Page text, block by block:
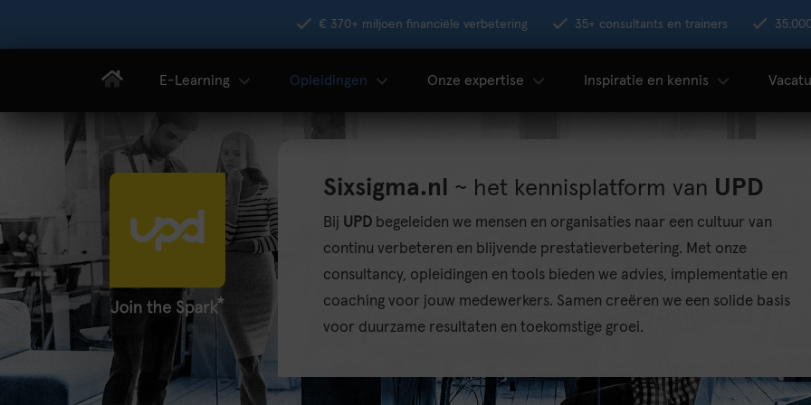
€ 370+ miljoen financiële verbetering 35+ consultants en trainers
E-Learning Opleidingen Onze expertise Inspiratie en kennis
Sixsigma.nl ~ het kennisplatform van UPD
Bij UPDbegeleiden we mensen en organisaties naar een cultuur van
continu verbeteren en blijvende prestatieverbetering. Met onze
consultancy, opleidingen en tools bieden we advies, implementatie en
coaching voor jouw medewerkers. Samen creëren we een solide basis
voor duurzame resultaten en toekomstige groei.